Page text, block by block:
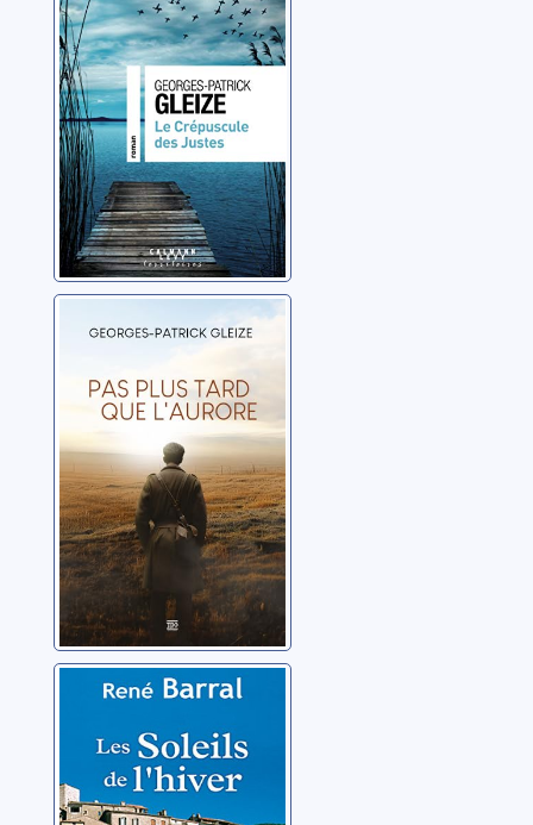
Gleize, Georges-Patrick
Pas plus tard
que l'aurore
Gleize, Georges-Patrick
Les soleils de
Barral, René